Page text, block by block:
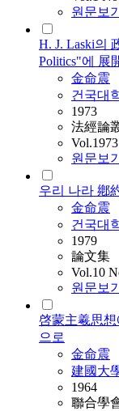
원문보기
H. J. Laski의
Politics"에 展
金命震
건국대
1973
法經論
원문보기
우리 나라 鄕
金命震
건국대
1979
論文集
Vol.10
원문보기
啓蒙主羲思
으로
金命震
建國大
1964
聯合學